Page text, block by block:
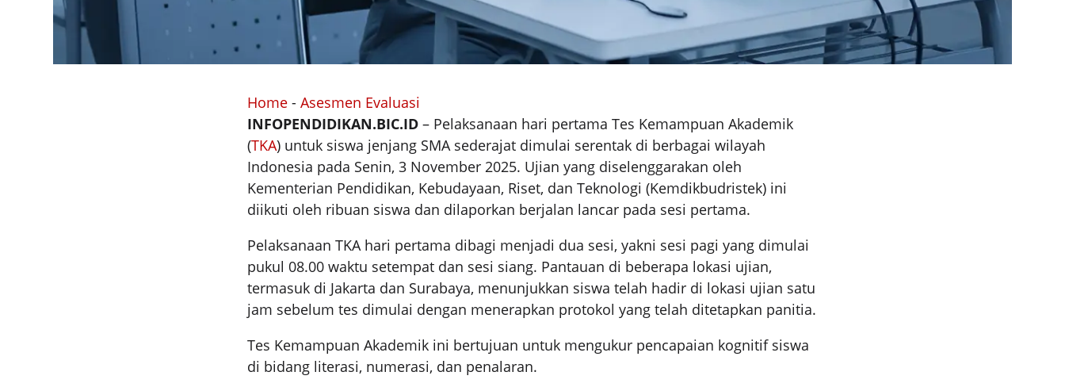
Home - Asesmen Evaluasi
INFOPENDIDIKAN.BIC.ID – Pelaksanaan hari pertama Tes Kemampuan Akademik
(TKA) untuk siswa jenjang SMA sederajat dimulai serentak di berbagai wilayah
Indonesia pada Senin, 3 November 2025. Ujian yang diselenggarakan oleh
Kementerian Pendidikan, Kebudayaan, Riset, dan Teknologi (Kemdikbudristek) ini
diikuti oleh ribuan siswa dan dilaporkan berjalan lancar pada sesi pertama.
Pelaksanaan TKA hari pertama dibagi menjadi dua sesi, yakni sesi pagi yang dimulai
pukul 08.00 waktu setempat dan sesi siang. Pantauan di beberapa lokasi ujian,
termasuk di Jakarta dan Surabaya, menunjukkan siswa telah hadir di lokasi ujian satu
jam sebelum tes dimulai dengan menerapkan protokol yang telah ditetapkan panitia.
Tes Kemampuan Akademik ini bertujuan untuk mengukur pencapaian kognitif siswa
di bidang literasi, numerasi, dan penalaran.